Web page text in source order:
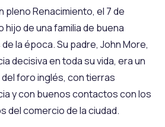
pleno Renacimiento, el 7 de
de una familia de buena
la época. Su padre, John More,
decisiva en toda su vida, era un
foro inglés, con tierras
y con buenos contactos con los
del comercio de la ciudad.